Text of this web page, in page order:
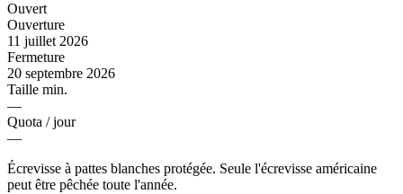
Ouvert
Ouverture
11 juillet 2026
Fermeture
20 septembre 2026
Taille min.
—
Quota / jour
—
Écrevisse à pattes blanches protégée. Seule l'écrevisse américaine
peut être pêchée toute l'année.